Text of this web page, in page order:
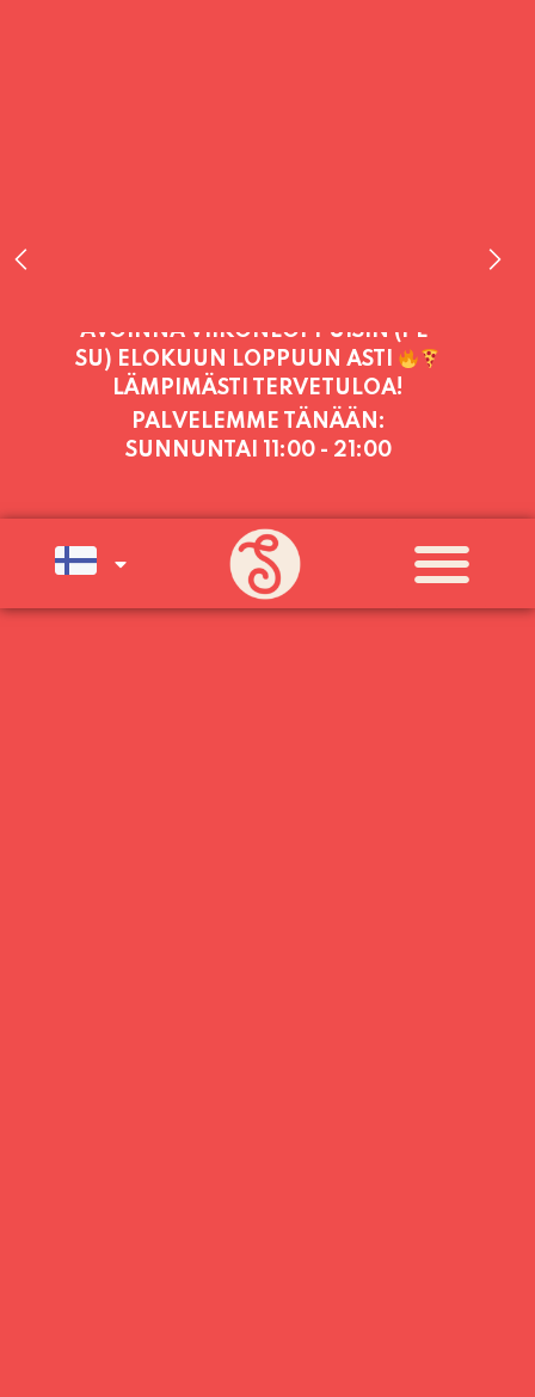
PALVELEMME TÄNÄÄN:
SUNNUNTAI11:00 - 21:00
PALVELEMME PÄIVITTÄIN (MA-SU
KLO 11-21) SUNNUNTAIHIN 16.8.
AVOINNA VIIKONLOPPUISIN (PE-
SU) ELOKUUN LOPPUUN ASTI
LÄMPIMÄSTI TERVETULOA!